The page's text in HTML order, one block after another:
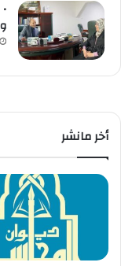
أخر مانشر